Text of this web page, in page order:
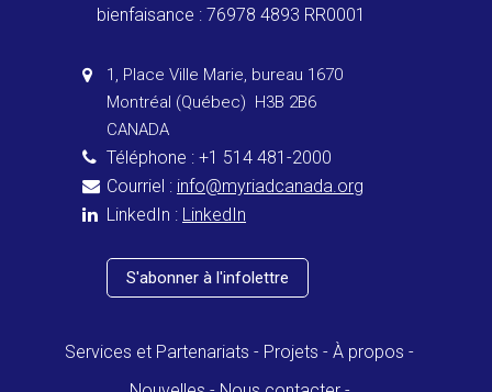
bienfaisance : 76978 4893 RR0001
1, Place Ville Marie, bureau 1670
Montréal (Québec) H3B 2B6
CANADA
Téléphone : +1 514 481-2000
Courriel : info@myriadcanada.org
LinkedIn : LinkedIn
S'abonner à l'infolettre
Services et Partenariats Projets
À propos